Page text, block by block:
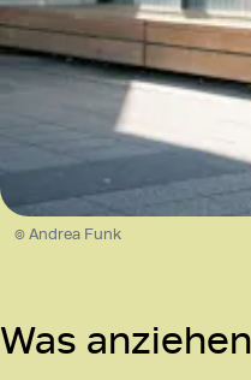
© Andrea Funk
Was